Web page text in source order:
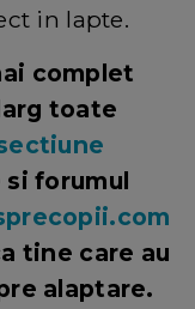
in lapte.
complet
toate
forumul
tine care au
alaptare.